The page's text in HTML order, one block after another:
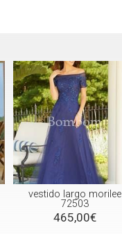
vestido largo morilee
72503
465,00€